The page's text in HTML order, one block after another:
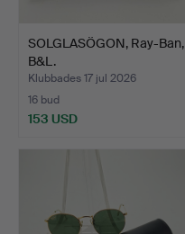
SOLGLASÖGON, Ray-Ban,
B&L.
Klubbades 17 jul 2026
16 bud
153 USD